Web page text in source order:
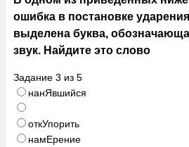
ошибка в постановке
выделена буква,
звук. Найдите это слово
Задание 3 из 5
нанЯвшийся
откУпорить
намЕрение